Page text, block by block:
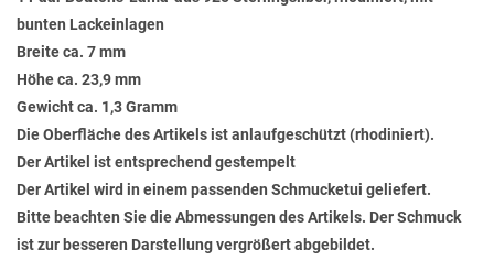
bunten Lackeinlagen
Breite ca. 7 mm
Höhe ca. 23,9 mm
Gewicht ca. 1,3 Gramm
Die Oberfläche des Artikels ist anlaufgeschützt (rhodiniert).
Der Artikel ist entsprechend gestempelt
Der Artikel wird in einem passenden Schmucketui geliefert.
Bitte beachten Sie die Abmessungen des Artikels. Der Schmuck
ist zur besseren Darstellung vergrößert abgebildet.